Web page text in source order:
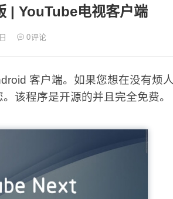
| YouTube电视客户端
0评论
客户端。如果您想在没有烦人
该程序是开源的并且完全免费。